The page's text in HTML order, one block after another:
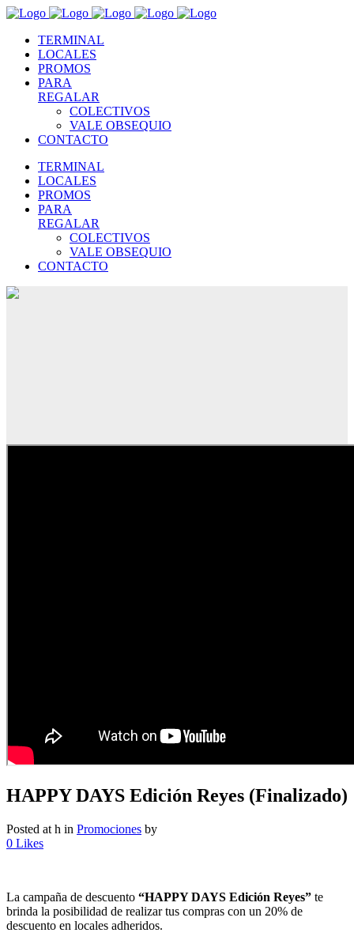
TERMINAL
LOCALES
PROMOS
PARA
REGALAR
COLECTIVOS
VALE OBSEQUIO
CONTACTO
TERMINAL
LOCALES
PROMOS
PARA
REGALAR
COLECTIVOS
VALE OBSEQUIO
CONTACTO
HAPPY DAYS Edición Reyes (Finalizado)
Posted at h in Promociones by
0 Likes
La campaña de descuento “HAPPY DAYS Edición Reyes” te
brinda la posibilidad de realizar tus compras con un 20% de
descuento en locales adheridos.